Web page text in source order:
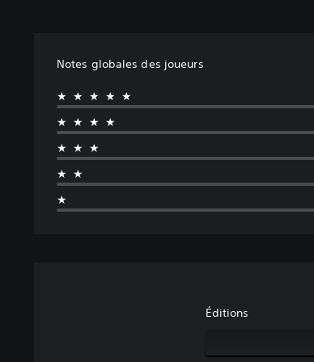
Notes globales des joueurs
★★★★★
★★★★
★★★
★★
★
Éditions